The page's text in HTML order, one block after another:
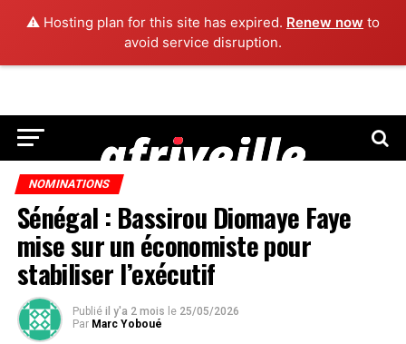
⚠️ Hosting plan for this site has expired. Renew now to
avoid service disruption.
NOMINATIONS
Sénégal : Bassirou Diomaye Faye
mise sur un économiste pour
stabiliser l’exécutif
Publié il y'a 2 mois le 25/05/2026
Par Marc Yoboué